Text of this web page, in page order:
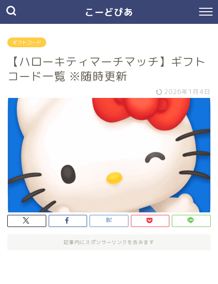
こーどぴあ
ギフトコード
【ハローキティマーチマッチ】ギフト
コード一覧 ※随時更新
2026年1月4日
記事内にスポンサーリンクを含みます